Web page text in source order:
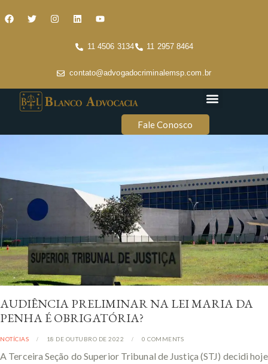
11 4506 3134 11 2957 8464
contato@advogadocriminalemsp.com.br
Fale Conosco
AUDIÊNCIA PRELIMINAR NA LEI MARIA DA
PENHA É OBRIGATÓRIA?
NOTÍCIAS 18 DE OUTUBRO DE 2022 0 COMMENTS
A Terceira Seção do Superior Tribunal de Justiça (STJ) decidi hoje